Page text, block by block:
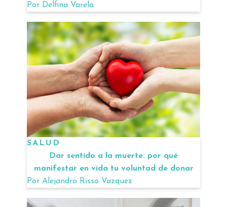
Por Delfina Varela
SALUD
Dar sentido a la muerte: por qué
manifestar en vida tu voluntad de donar
Por Alejandro Risso Vazquez